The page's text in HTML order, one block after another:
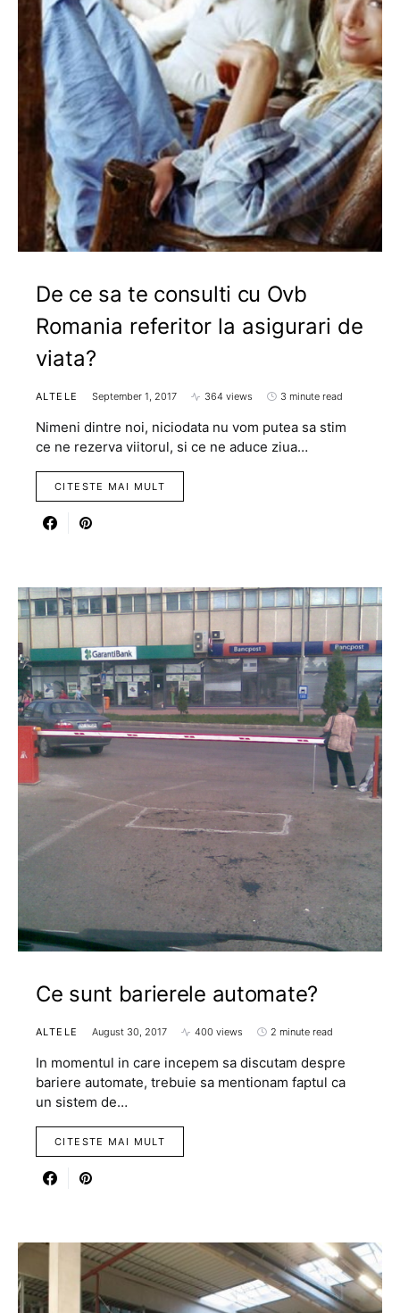
De ce sa te consulti cu Ovb
Romania referitor la asigurari de
viata?
ALTELE September 1, 2017 364 views 3 minute read
Nimeni dintre noi, niciodata nu vom putea sa stim
ce ne rezerva viitorul, si ce ne aduce ziua…
CITESTE MAI MULT
Ce sunt barierele automate?
ALTELE August 30, 2017 400 views 2 minute read
In momentul in care incepem sa discutam despre
bariere automate, trebuie sa mentionam faptul ca
un sistem de…
CITESTE MAI MULT